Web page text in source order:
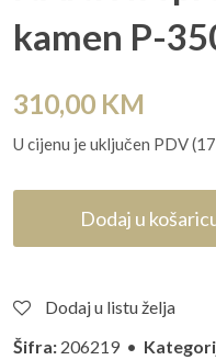
kamen P-
310,00 KM
U cijenu je uključen PDV
Dodaj u
Dodaj u listu želja
Šifra: 206219 •